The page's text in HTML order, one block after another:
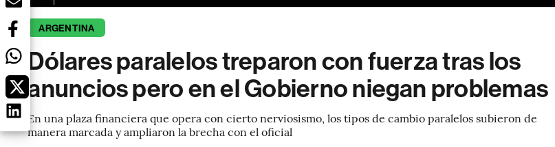
ARGENTINA
Dólares paralelos treparon con fuerza tras los
anuncios pero en el Gobierno niegan problemas
En una plaza financiera que opera con cierto nerviosismo, los tipos de cambio paralelos subieron de
manera marcada y ampliaron la brecha con el oficial